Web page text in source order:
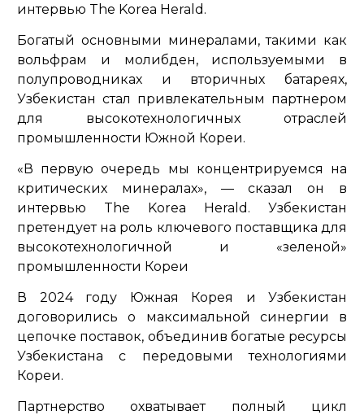
интервью The Korea Herald.
Богатый основными минералами, такими как
вольфрам и молибден, используемыми в
полупроводниках и вторичных батареях,
Узбекистан стал привлекательным партнером
для высокотехнологичных отраслей
промышленности Южной Кореи.
«В первую очередь мы концентрируемся на
критических минералах»,— сказал он в
интервью The Korea Herald. Узбекистан
претендует на роль ключевого поставщика для
высокотехнологичной и «зеленой»
промышленности Кореи
В 2024 году Южная Корея и Узбекистан
договорились о максимальной синергии в
цепочке поставок, объединив богатые ресурсы
Узбекистана с передовыми технологиями
Кореи.
Партнерство охватывает полный цикл